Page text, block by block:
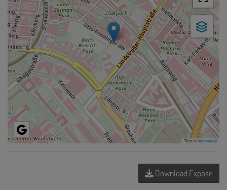
Tiles ©basemap.at
Download Expose